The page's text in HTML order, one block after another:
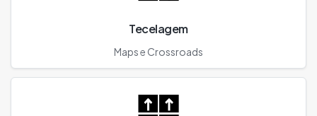
Tecelagem
Maps e Crossroads